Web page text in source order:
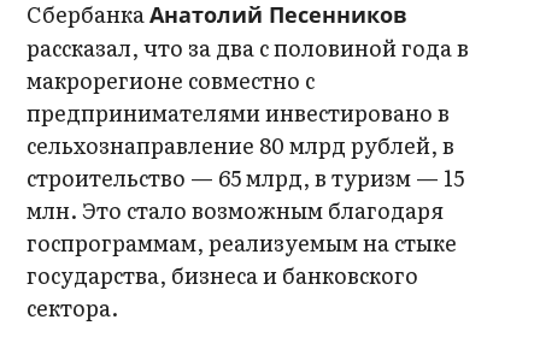
СбербанкаАнатолий Песенников
рассказал, что за два с половиной года в
макрорегионе совместно с
предпринимателями инвестировано в
сельхознаправление 80 млрд рублей, в
строительство — 65 млрд, в туризм — 15
млн. Это стало возможным благодаря
госпрограммам, реализуемым на стыке
государства, бизнеса и банковского
сектора.